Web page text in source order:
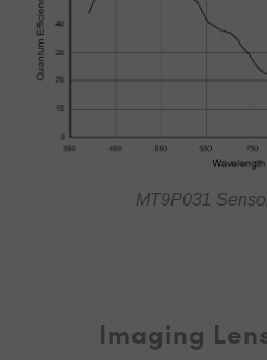
MT9P031
Imaging